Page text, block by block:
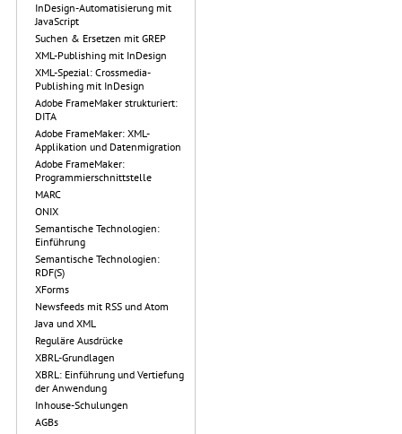
InDesign-Automatisierung mit
JavaScript
Suchen & Ersetzen mit GREP
XML-Publishing mit InDesign
XML-Spezial: Crossmedia-
Publishing mit InDesign
Adobe FrameMaker strukturiert:
DITA
Adobe FrameMaker: XML-
Applikation und Datenmigration
Adobe FrameMaker:
Programmierschnittstelle
MARC
ONIX
Semantische Technologien:
Einführung
Semantische Technologien:
RDF(S)
XForms
Newsfeeds mit RSS und Atom
Java und XML
Reguläre Ausdrücke
XBRL-Grundlagen
XBRL: Einführung und Vertiefung
der Anwendung
Inhouse-Schulungen
AGBs